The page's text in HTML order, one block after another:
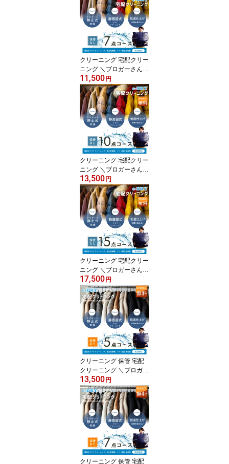
キーウェアクリーニング
簡易染み抜き無料 天然石
鹸クリーニング【サービ
ス特集認定商品】
クリーニング 宅配クリー
ニング ＼ブロガーさん推
薦！／ 詰め放題 最大7点
送料無料 衣替え 新生活
カシミアクリーニング ス
キーウェアクリーニング
簡易染み抜き無料 天然石
鹸クリーニング【サービ
ス特集認定商品】
11,500円
クリーニング 宅配クリー
ニング ＼ブロガーさん推
薦！／ 詰め放題 最大10
点 送料無料 衣替え 新生
活 カシミアクリーニング
スキーウェアクリーニン
グ 簡易染み抜き無料 天
然石鹸クリーニング 【サ
ービス特集認定商品】
13,500円
クリーニング 宅配クリー
ニング ＼ブロガーさん推
薦！／ 詰め放題 最大15
点 送料無料 衣替え 新生
活 カシミアクリーニング
スキーウェアクリーニン
グ 簡易染み抜き無料 天
然石鹸クリーニング 【サ
ービス特集認定商品】
17,500円
クリーニング 保管 宅配
クリーニング ＼ブロガー
推薦！／ 保管付き 詰め
放題 最大5点 クリーニン
グ カシミアクリーニング
スキーウェアクリーニン
グ 天然石鹸クリーニング
【サービス特集認定商
13,500円
クリーニング 保管 宅配